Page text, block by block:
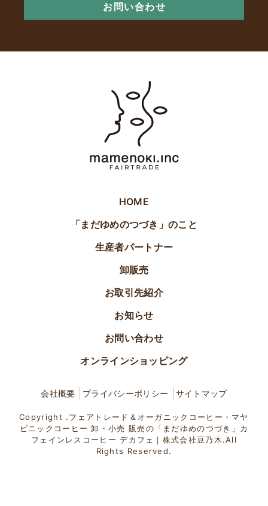
お問い合わせ
HOME
「まだゆめのつづき」のこと
生産者パートナー
卸販売
お取引先紹介
お知らせ
お問い合わせ
オンラインショッピング
会社概要 プライバシーポリシー サイトマップ
Copyright .フェアトレード＆オーガニックコーヒー・マヤ
ビニックコーヒー 卸・小売 販売の「まだゆめのつづき」カ
フェインレスコーヒー デカフェ｜株式会社豆乃木.All
Rights Reserved.